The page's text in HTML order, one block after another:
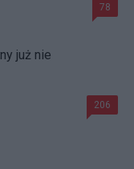
78
już nie
206